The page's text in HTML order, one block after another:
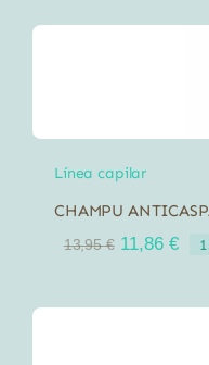
Línea capilar
CHAMPU
13,95€ El
era:
11,86 €El
es: